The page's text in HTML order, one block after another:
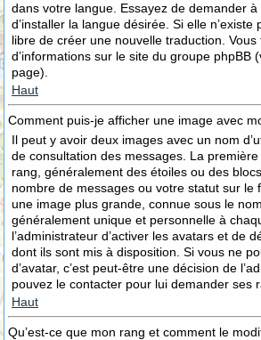
dans votre langue. Essayez de demander à
d’installer la langue désirée. Si elle n’existe
libre de créer une nouvelle traduction.
d’informations sur le site du groupe phpBB
page).
Haut
Comment puis-je afficher une image avec
Il peut y avoir deux images avec un nom
de consultation des messages. La
rang, généralement des étoiles ou des
nombre de messages ou votre statut sur le
une image plus grande, connue sous le
généralement unique et personnelle à
l’administrateur d’activer les avatars et de
dont ils sont mis à disposition. Si vous ne
d’avatar, c’est peut-être une décision de
pouvez le contacter pour lui demander ses
Haut
Qu’est-ce que mon rang et comment le